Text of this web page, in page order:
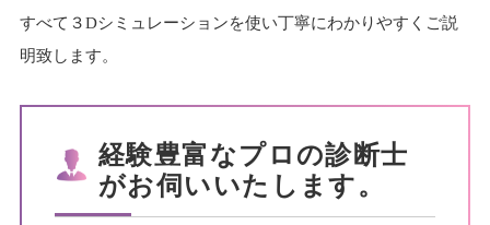
すべて３Dシミュレーションを使い丁寧にわかりやすくご説
明致します。
経験豊富なプロの診断士
がお伺いいたします。